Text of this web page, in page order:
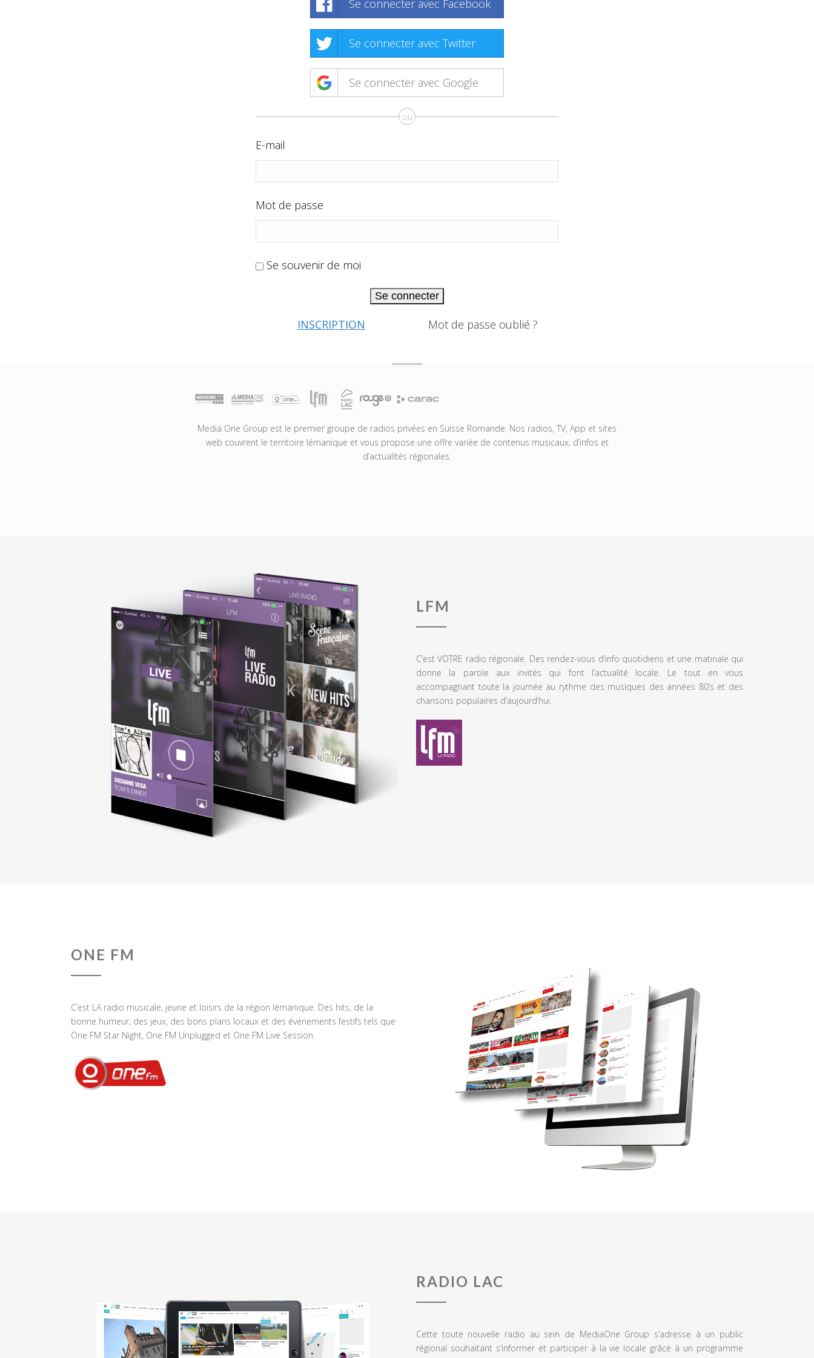
Se connecter avec Facebook
Se connecter avec Twitter
Se connecter avec Google
ou
E-mail
Mot de passe
Se souvenir de moi
Se connecter
INSCRIPTION Mot de passe oublié ?
Media One Group est le premier groupe de radios privées en Suisse Romande. Nos radios, TV, App et sites
web couvrent le territoire lémanique et vous propose une offre variée de contenus musicaux, d’infos et
d’actualités régionales.
LFM
C’est VOTRE radio régionale. Des rendez-vous d’info quotidiens et une matinale qui
donne la parole aux invités qui font l’actualité locale. Le tout en vous
accompagnant toute la journée au rythme des musiques des années 80’s et des
chansons populaires d’aujourd’hui.
ONE FM
C’est LA radio musicale, jeune et loisirs de la région lémanique. Des hits, de la
bonne humeur, des jeux, des bons plans locaux et des événements festifs tels que
One FM Star Night, One FM Unplugged et One FM Live Session.
RADIO LAC
Cette toute nouvelle radio au sein de MediaOne Group s’adresse à un public
régional souhaitant s’informer et participer à la vie locale grâce à un programme